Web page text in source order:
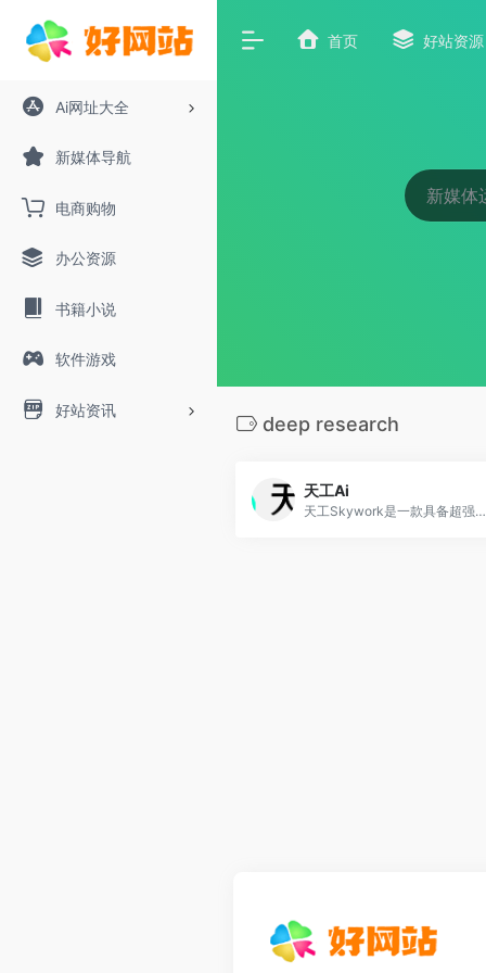
Ai网址大全
新媒体导航
电商购物
办公资源
书籍小说
软件游戏
好站资讯
首页 好站资源
deep research
天工Ai
天工Skywork是一款具备超强DeepResearch能力的全新AI Office智能体，通过3个专家agent和1个通用agent，让AI深度研究，一键生成AI文档、AI PPT、AI表格，高效应对各类办公、学习场景